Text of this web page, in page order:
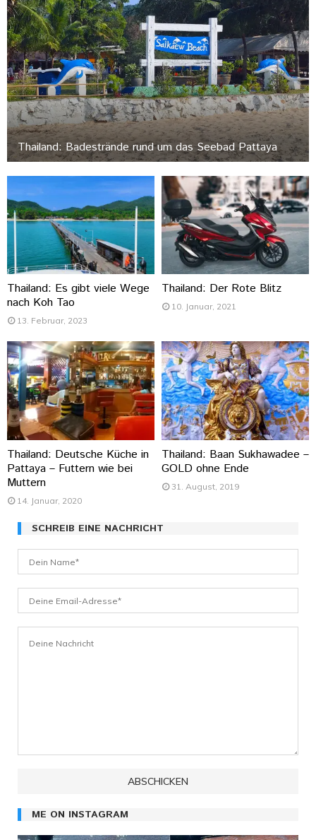
Thailand: Badestrände rund um das Seebad Pattaya
Thailand: Es gibt viele Wege
nach Koh Tao
13. Februar, 2023
Thailand: Der Rote Blitz
10. Januar, 2021
Thailand: Deutsche Küche in
Pattaya – Futtern wie bei
Muttern
14. Januar, 2020
Thailand: Baan Sukhawadee –
GOLD ohne Ende
31. August, 2019
SCHREIB EINE NACHRICHT
ME ON INSTAGRAM